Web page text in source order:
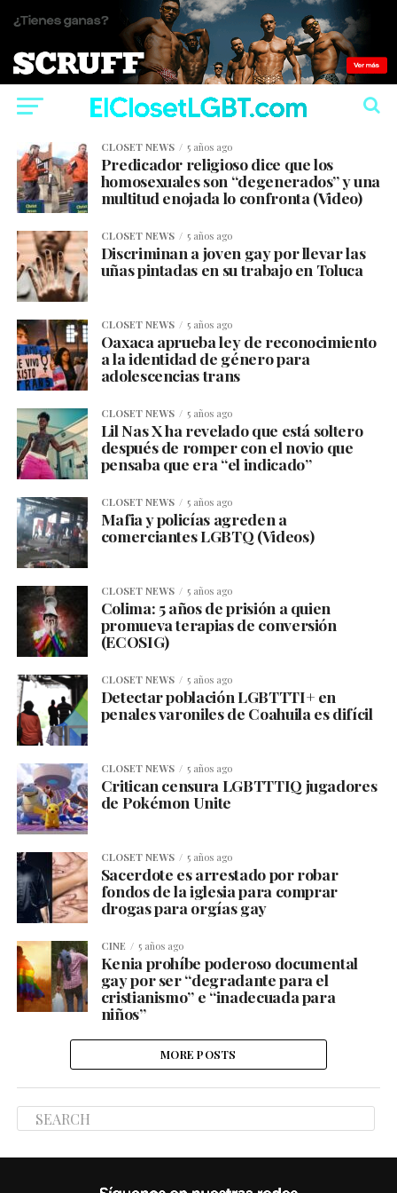
CLOSET NEWS 5 años ago
Predicador religioso dice que los
homosexuales son “degenerados” y una
multitud enojada lo confronta (Video)
CLOSET NEWS 5 años ago
Discriminan a joven gay por llevar las
uñas pintadas en su trabajo en Toluca
CLOSET NEWS 5 años ago
Oaxaca aprueba ley de reconocimiento
a la identidad de género para
adolescencias trans
CLOSET NEWS 5 años ago
Lil Nas X ha revelado que está soltero
después de romper con el novio que
pensaba que era “el indicado”
CLOSET NEWS 5 años ago
Mafia y policías agreden a
comerciantes LGBTQ (Videos)
CLOSET NEWS 5 años ago
Colima: 5 años de prisión a quien
promueva terapias de conversión
(ECOSIG)
CLOSET NEWS 5 años ago
Detectar población LGBTTTI+ en
penales varoniles de Coahuila es difícil
CLOSET NEWS 5 años ago
Critican censura LGBTTTIQ jugadores
de Pokémon Unite
CLOSET NEWS 5 años ago
Sacerdote es arrestado por robar
fondos de la iglesia para comprar
drogas para orgías gay
CINE 5 años ago
Kenia prohíbe poderoso documental
gay por ser “degradante para el
cristianismo” e “inadecuada para
niños”
MORE POSTS